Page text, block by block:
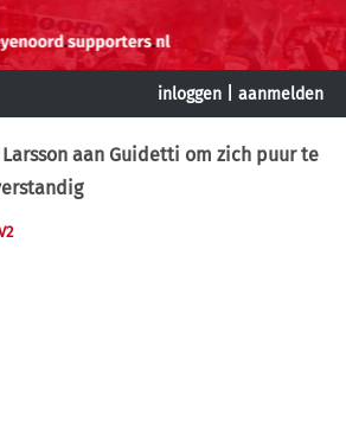
inloggen aanmelden
aan Guidetti om zich puur te